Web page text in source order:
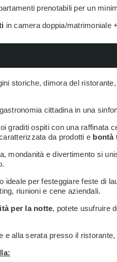
prenotabili per un
in camera doppia/matrimoniale
storiche, dimora del
cittadina in una
graditi ospiti con una raffinata
da prodotti e bontà
mondanità e divertimento si
ideale per festeggiare feste di
riunioni e cene aziendali.
per la notte, potete usufruire
e alla serata presso il